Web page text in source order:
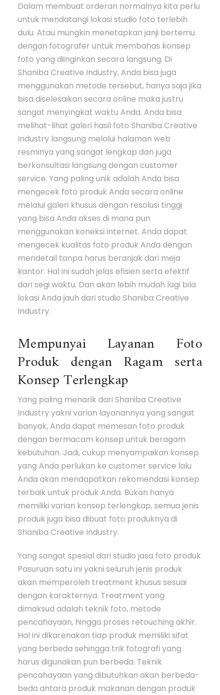
Dalam membuat orderan normalnya kita perlu
untuk mendatangi lokasi studio foto terlebih
dulu. Atau mungkin menetapkan janji bertemu
dengan fotografer untuk membahas konsep
foto yang diinginkan secara langsung. Di
Shaniba Creative Industry, Anda bisa juga
menggunakan metode tersebut, hanya saja jika
bisa diselesaikan secara online maka justru
sangat menyingkat waktu Anda. Anda bisa
melihat-lihat galeri hasil foto Shaniba Creative
Industry langsung melalui halaman web
resminya yang sangat lengkap dan juga
berkonsultasi langsung dengan customer
service. Yang paling unik adalah Anda bisa
mengecek foto produk Anda secara online
melalui galeri khusus dengan resolusi tinggi
yang bisa Anda akses di mana pun
menggunakan koneksi internet. Anda dapat
mengecek kualitas foto produk Anda dengan
mendetail tanpa harus beranjak dari meja
kantor. Hal ini sudah jelas efisien serta efektif
dari segi waktu. Dan akan lebih mudah lagi bila
lokasi Anda jauh dari studio Shaniba Creative
Industry.
Mempunyai Layanan Foto
Produk dengan Ragam serta
Konsep Terlengkap
Yang paling menarik dari Shaniba Creative
Industry yakni varian layanannya yang sangat
banyak, Anda dapat memesan foto produk
dengan bermacam konsep untuk beragam
kebutuhan. Jadi, cukup menyampaikan konsep
yang Anda perlukan ke customer service lalu
Anda akan mendapatkan rekomendasi konsep
terbaik untuk produk Anda. Bukan hanya
memiliki varian konsep terlengkap, semua jenis
produk juga bisa dibuat foto produknya di
Shaniba Creative Industry.
Yang sangat spesial dari studio jasa foto produk
Pasuruan satu ini yakni seluruh jenis produk
akan memperoleh treatment khusus sesuai
dengan karakternya. Treatment yang
dimaksud adalah teknik foto, metode
pencahayaan, hingga proses retouching akhir.
Hal ini dikarenakan tiap produk memiliki sifat
yang berbeda sehingga trik fotografi yang
harus digunakan pun berbeda. Teknik
pencahayaan yang dibutuhkan akan berbeda-
beda antara produk makanan dengan produk